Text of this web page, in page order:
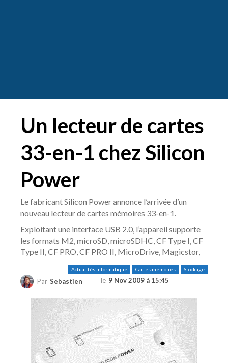
Un lecteur de cartes
33-en-1 chez Silicon
Power
Le fabricant Silicon Power annonce l’arrivée d’un
nouveau lecteur de cartes mémoires 33-en-1.
Exploitant une interface USB 2.0, l’appareil supporte
les formats M2, microSD, microSDHC, CF Type I, CF
Type II, CF PRO, CF PRO II, MicroDrive, Magicstor,
Actualités informatique Cartes mémoires Stockage
Par Sebastien le 9 Nov 2009 à 15:45